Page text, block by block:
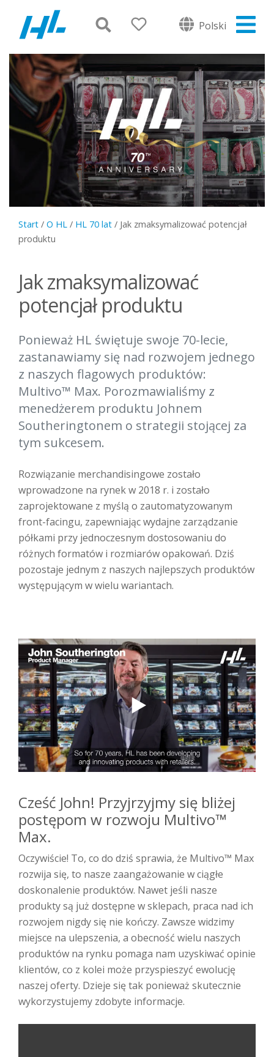
Polski
Start / O HL / HL 70 lat / Jak zmaksymalizować potencjał
produktu
Jak zmaksymalizować
potencjał produktu
Ponieważ HL świętuje swoje 70-lecie,
zastanawiamy się nad rozwojem jednego
z naszych flagowych produktów:
Multivo™ Max. Porozmawialiśmy z
menedżerem produktu Johnem
Southeringtonem o strategii stojącej za
tym sukcesem.
Rozwiązanie merchandisingowe zostało
wprowadzone na rynek w 2018 r. i zostało
zaprojektowane z myślą o zautomatyzowanym
front-facingu, zapewniając wydajne zarządzanie
półkami przy jednoczesnym dostosowaniu do
różnych formatów i rozmiarów opakowań. Dziś
pozostaje jednym z naszych najlepszych produktów
występującym w wielu wariantach.
Cześć John! Przyjrzyjmy się bliżej
postępom w rozwoju Multivo™
Max.
Oczywiście! To, co do dziś sprawia, że Multivo™ Max
rozwija się, to nasze zaangażowanie w ciągłe
doskonalenie produktów. Nawet jeśli nasze
produkty są już dostępne w sklepach, praca nad ich
rozwojem nigdy się nie kończy. Zawsze widzimy
miejsce na ulepszenia, a obecność wielu naszych
produktów na rynku pomaga nam uzyskiwać opinie
klientów, co z kolei może przyspieszyć ewolucję
naszej oferty. Dzieje się tak ponieważ skutecznie
wykorzystujemy zdobyte informacje.